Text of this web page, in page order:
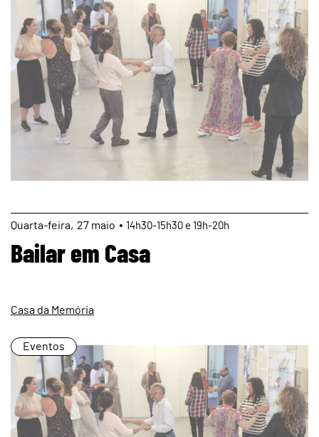
page27 maio
Quarta 14h30-15h30 e 19h-20h
Bailar em Casa
Casa da Memória
Eventos